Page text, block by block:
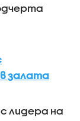
залата
лидера на